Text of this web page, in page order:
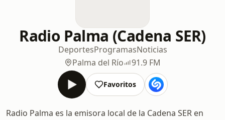
Radio Palma (Cadena SER)
DeportesProgramasNoticias
Palma del Río
91.9 FM
Favoritos
Radio Palma es la emisora local de la Cadena SER en